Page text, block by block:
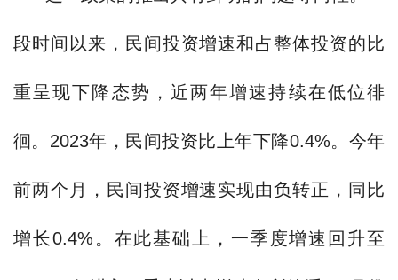
段时间以来，民间投资增速和占整体投资的比
重呈现下降态势，近两年增速持续在低位徘
徊。2023年，民间投资比上年下降0.4%。今年
前两个月，民间投资增速实现由负转正，同比
增长0.4%。在此基础上，一季度增速回升至